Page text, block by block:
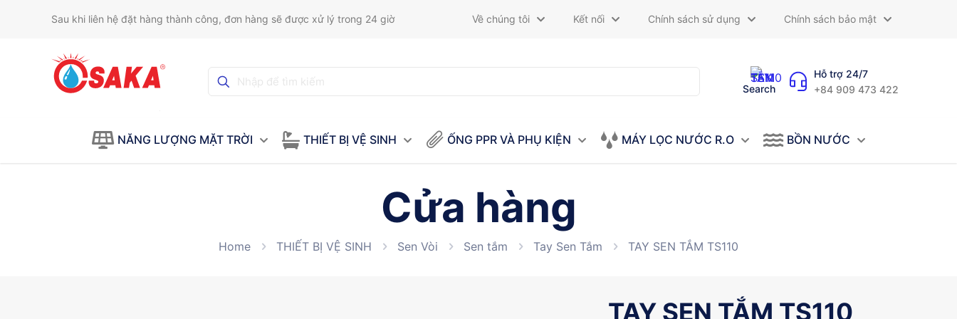
Sau khi liên hệ đặt hàng thành công, đơn hàng sẽ được xử lý trong 24 giờ Về chúng tôi Kết nối Chính sách sử dụng Chính sách bảo mật
Search
Hỗ trợ 24/7
+84 909 473 422
NĂNG LƯỢNG MẶT TRỜI THIẾT BỊ VỆ SINH ỐNG PPR VÀ PHỤ KIỆN MÁY LỌC NƯỚC R.O BỒN NƯỚC
Cửa hàng
Home THIẾT BỊ VỆ SINH Sen Vòi Sen tắm Tay Sen Tắm TAY SEN TẮM TS110
TAY SEN TẮM TS110